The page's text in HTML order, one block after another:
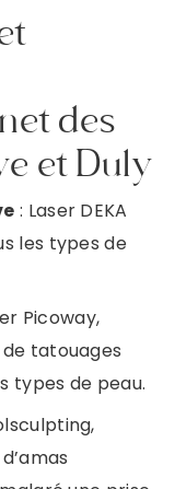
des
et Duly
: Laser DEKA
les types de
Picoway,
tatouages
types de peau.
vous